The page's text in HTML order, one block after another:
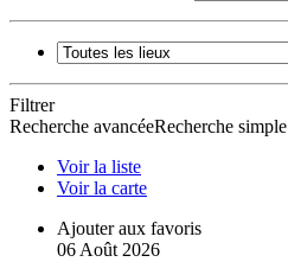
Filtrer
Recherche avancéeRecherche simple
Voir la liste
Voir la carte
Ajouter aux favoris
06 Août 2026